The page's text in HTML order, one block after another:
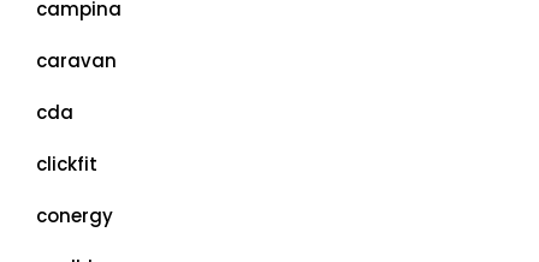
campina
caravan
cda
clickfit
conergy